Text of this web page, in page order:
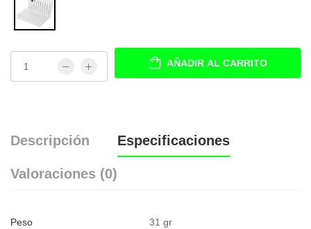
AÑADIR AL CARRITO
Descripción Especificaciones
Valoraciones (0)
Peso 31 gr